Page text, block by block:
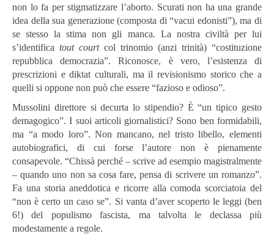
non lo fa per stigmatizzare l’aborto. Scurati non ha una grande
idea della sua generazione (composta di “vacui edonisti”), ma di
se stesso la stima non gli manca. La nostra civiltà per lui
s’identifica tout courtcol trinomio (anzi trinità) “costituzione
repubblica democrazia”. Riconosce, è vero, l’esistenza di
prescrizioni e diktat culturali, ma il revisionismo storico che a
quelli si oppone non può che essere “fazioso e odioso”.
Mussolini direttore si decurta lo stipendio? È “un tipico gesto
demagogico”. I suoi articoli giornalistici? Sono ben formidabili,
ma “a modo loro”. Non mancano, nel tristo libello, elementi
autobiografici, di cui forse l’autore non è pienamente
consapevole. “Chissà perché – scrive ad esempio magistralmente
– quando uno non sa cosa fare, pensa di scrivere un romanzo”.
Fa una storia aneddotica e ricorre alla comoda scorciatoia del
“non è certo un caso se”. Si vanta d’aver scoperto le leggi (ben
6!) del populismo fascista, ma talvolta le declassa più
modestamente a regole.